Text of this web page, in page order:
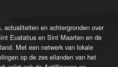
actualiteiten en achtergronden over
Eustatius en Sint Maarten en de
Met een netwerk van lokale
op de zes eilanden van het